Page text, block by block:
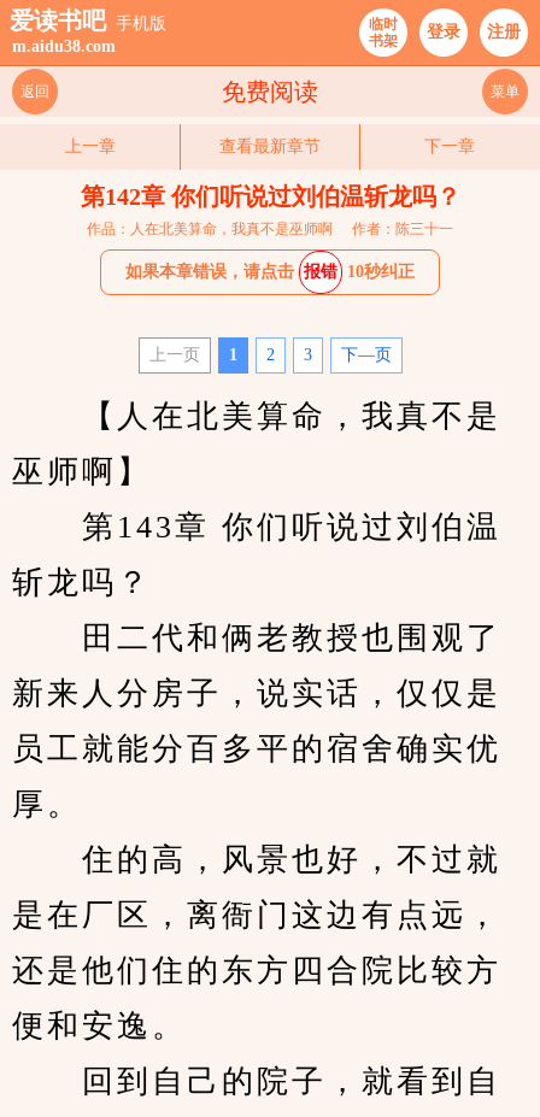
爱读书吧 手机版
m.aidu38.com
临时
书架
登录 注册
免费阅读
返回 菜单
上一章 查看最新章节 下一章
第142章 你们听说过刘伯温斩龙吗？
作品：人在北美算命，我真不是巫师啊 作者：陈三十一
如果本章错误，请点击 报错 10秒纠正
上一页 1 2 3 下—页
【人在北美算命，我真不是
巫师啊】
第143章 你们听说过刘伯温
斩龙吗？
田二代和俩老教授也围观了
新来人分房子，说实话，仅仅是
员工就能分百多平的宿舍确实优
厚。
住的高，风景也好，不过就
是在厂区，离衙门这边有点远，
还是他们住的东方四合院比较方
便和安逸。
回到自己的院子，就看到自